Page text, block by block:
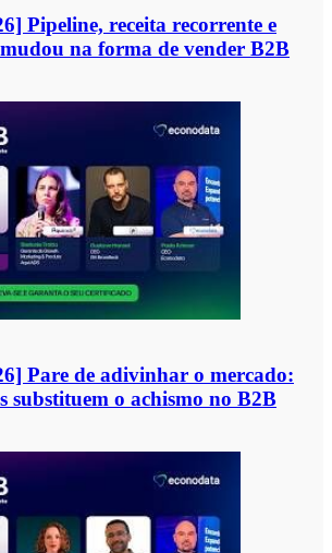
Pipeline, receita recorrente e
na forma de vender B2B
Pare de adivinhar o mercado:
substituem o achismo no B2B